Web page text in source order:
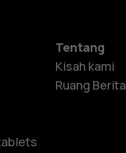
Tentang
Kisah kami
Ruang Berita